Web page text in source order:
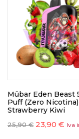
Mübar Eden Beast
Puff (Zero
Strawberry Kiwi
25,90€ 23,90 € Iva